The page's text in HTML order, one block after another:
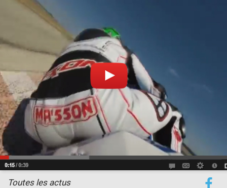
accéder à la billetterie
Toutes les actus